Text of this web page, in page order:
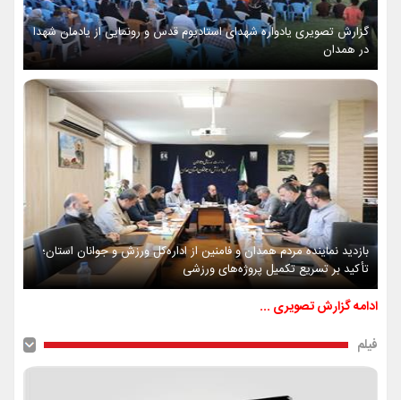
گزارش تصویری یادواره شهدای استادیوم قدس و رونمایی از یادمان شهدا
در همدان
بازدید نماینده مردم همدان و فامنین از اداره‌کل ورزش و جوانان استان؛
تأکید بر تسریع تکمیل پروژه‌های ورزشی
ادامه گزارش تصویری ...
فیلم